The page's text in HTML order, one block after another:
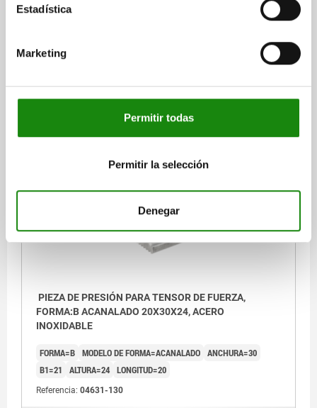
Estadística
Marketing
Permitir todas
Permitir la selección
Denegar
INOXIDABLE
B1=19
más gastos de envío
PIEZA DE PRESIÓN PARA TENSOR DE FUERZA,
FORMA:B ACANALADO 20X30X24, ACERO
INOXIDABLE
FORMA=B MODELO DE FORMA=ACANALADO ANCHURA=30
B1=21
ALTURA=24 LONGITUD=20
Referencia: 04631-130